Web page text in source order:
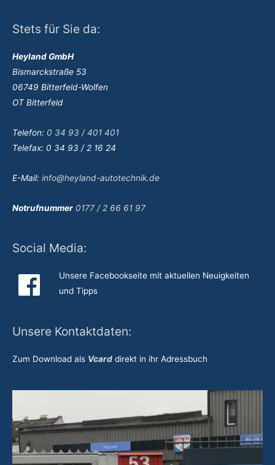
Stets für Sie da:
Heyland GmbH
Bismarckstraße 53
06749 Bitterfeld-Wolfen
OT Bitterfeld
Telefon: 0 34 93 / 401 401
Telefax: 0 34 93 / 2 16 24
E-Mail: info@heyland-autotechnik.de
Notrufnummer 0177 / 2 66 61 97
Social Media:
Unsere Facebookseite mit aktuellen Neuigkeiten
und Tipps
Unsere Kontaktdaten:
Zum Download als Vcard direkt in ihr Adressbuch